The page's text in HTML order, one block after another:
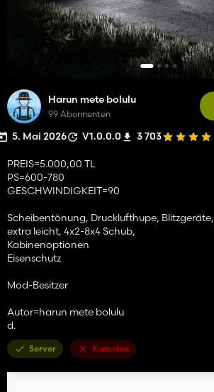
Harun mete bolulu
99 Abonnenten
5. Mai 2026 V1.0.0.0 3 703
PREIS=5.000,00 TL
PS=600-780
GESCHWINDIGKEIT=90
Scheibentönung, Drucklufthupe, Blitzgeräte,
extra leicht, 4x2-8x4 Schub,
Kabinenoptionen
Eisenschutz
Mod-Besitzer
Autor=harun mete bolulu
d.
Server Konsolen